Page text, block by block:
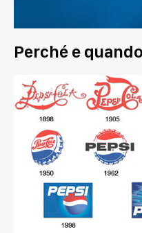
Perché e